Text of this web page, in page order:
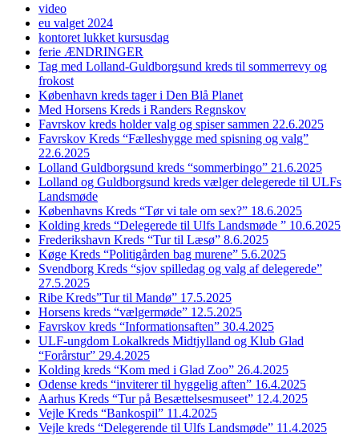
video
eu valget 2024
kontoret lukket kursusdag
ferie ÆNDRINGER
Tag med Lolland-Guldborgsund kreds til sommerrevy og
frokost
København kreds tager i Den Blå Planet
Med Horsens Kreds i Randers Regnskov
Favrskov kreds holder valg og spiser sammen 22.6.2025
Favrskov Kreds “Fælleshygge med spisning og valg”
22.6.2025
Lolland Guldborgsund kreds “sommerbingo” 21.6.2025
Lolland og Guldborgsund kreds vælger delegerede til ULFs
Landsmøde
Københavns Kreds “Tør vi tale om sex?” 18.6.2025
Kolding kreds “Delegerede til Ulfs Landsmøde ” 10.6.2025
Frederikshavn Kreds “Tur til Læsø” 8.6.2025
Køge Kreds “Politigården bag murene” 5.6.2025
Svendborg Kreds “sjov spilledag og valg af delegerede”
27.5.2025
Ribe Kreds”Tur til Mandø” 17.5.2025
Horsens kreds “vælgermøde” 12.5.2025
Favrskov kreds “Informationsaften” 30.4.2025
ULF-ungdom Lokalkreds Midtjylland og Klub Glad
“Forårstur” 29.4.2025
Kolding kreds “Kom med i Glad Zoo” 26.4.2025
Odense kreds “inviterer til hyggelig aften” 16.4.2025
Aarhus Kreds “Tur på Besættelsesmuseet” 12.4.2025
Vejle Kreds “Bankospil” 11.4.2025
Vejle kreds “Delegerende til Ulfs Landsmøde” 11.4.2025